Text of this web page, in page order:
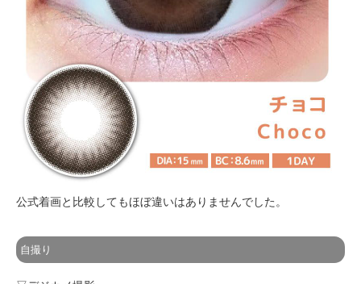
公式着画と比較してもほぼ違いはありませんでした。
自撮り